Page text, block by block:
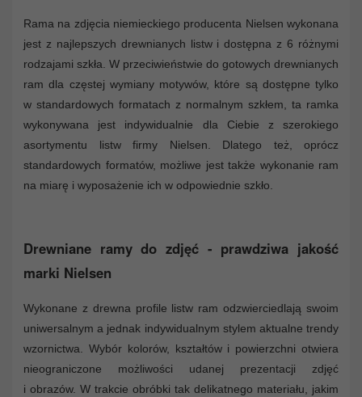
Rama na zdjęcia niemieckiego producenta Nielsen wykonana
jest z najlepszych drewnianych listw i dostępna z 6 różnymi
rodzajami szkła. W przeciwieństwie do gotowych drewnianych
ram dla częstej wymiany motywów, które są dostępne tylko
w standardowych formatach z normalnym szkłem, ta ramka
wykonywana jest indywidualnie dla Ciebie z szerokiego
asortymentu listw firmy Nielsen. Dlatego też, oprócz
standardowych formatów, możliwe jest także wykonanie ram
na miarę i wyposażenie ich w odpowiednie szkło.
Drewniane ramy do zdjęć - prawdziwa jakość
marki Nielsen
Wykonane z drewna profile listw ram odzwierciedlają swoim
uniwersalnym a jednak indywidualnym stylem aktualne trendy
wzornictwa. Wybór kolorów, kształtów i powierzchni otwiera
nieograniczone możliwości udanej prezentacji zdjęć
i obrazów. W trakcie obróbki tak delikatnego materiału, jakim